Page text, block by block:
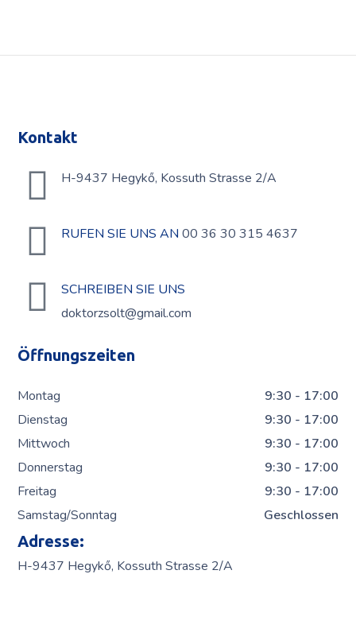
Kontakt
H-9437 Hegykő, Kossuth Strasse 2/A
RUFEN SIE UNS AN 00 36 30 315 4637
SCHREIBEN SIE UNS
doktorzsolt@gmail.com
Öffnungszeiten
Montag
9:30 - 17:00
Dienstag
9:30 - 17:00
Mittwoch
9:30 - 17:00
Donnerstag
9:30 - 17:00
Freitag
9:30 - 17:00
Samstag/Sonntag
Geschlossen
Adresse:
H-9437 Hegykő, Kossuth Strasse 2/A